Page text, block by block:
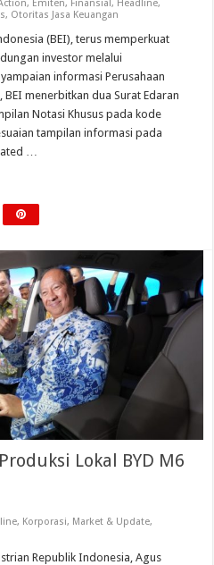
, Emiten, Finansial, Headline,
, Otoritas Jasa Keuangan
(BEI), terus memperkuat
investor melalui
informasi Perusahaan
BEI menerbitkan dua Surat Edaran
Notasi Khusus pada kode
tampilan informasi pada
…
Lokal BYD M6
, Korporasi, Market & Update,
Republik Indonesia, Agus